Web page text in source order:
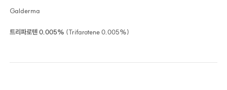
Galderma
트리파로텐 0.005% (Trifarotene 0.005%)